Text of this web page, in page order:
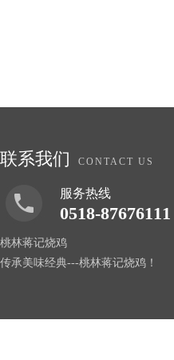
联系我们 CONTACT US
服务热线
0518-87676111
桃林蒋记烧鸡
传承美味经典---桃林蒋记烧鸡！